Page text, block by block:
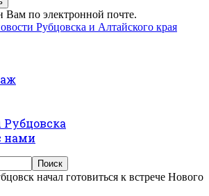
Вам по электронной почте.
Рубцовска и Алтайского края
нами
начал готовиться к встрече Нового